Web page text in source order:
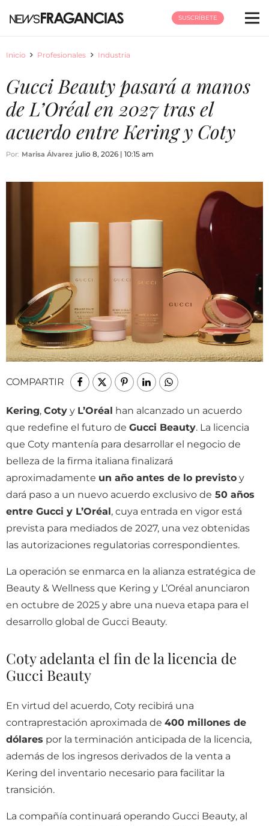
SUSCRÍBETE
Inicio Profesionales Industria
Gucci Beauty pasará a manos
de L’Oréal en 2027 tras el
acuerdo entre Kering y Coty
Por: Marisa Álvarez julio 8, 2026 | 10:15 am
COMPARTIR
Kering, Coty y L’Oréal han alcanzado un acuerdo
que redefine el futuro de Gucci Beauty. La licencia
que Coty mantenía para desarrollar el negocio de
belleza de la firma italiana finalizará
aproximadamente un año antes de lo previsto y
dará paso a un nuevo acuerdo exclusivo de 50 años
entre Gucci y L’Oréal, cuya entrada en vigor está
prevista para mediados de 2027, una vez obtenidas
las autorizaciones regulatorias correspondientes.
La operación se enmarca en la alianza estratégica de
Beauty & Wellness que Kering y L’Oréal anunciaron
en octubre de 2025 y abre una nueva etapa para el
desarrollo global de Gucci Beauty.
Coty adelanta el fin de la licencia de
Gucci Beauty
En virtud del acuerdo, Coty recibirá una
contraprestación aproximada de 400 millones de
dólares por la terminación anticipada de la licencia,
además de los ingresos derivados de la venta a
Kering del inventario necesario para facilitar la
transición.
La compañía continuará operando Gucci Beauty, al